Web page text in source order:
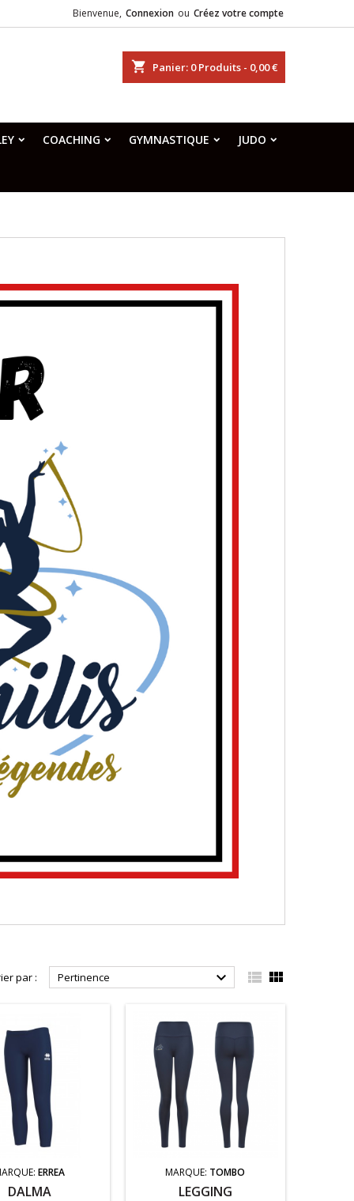
Bienvenue, Connexion ou Créez votre compte
shopping_cart Panier: 0Produits - 0,00 €
COACHING GYMNASTIQUE JUDO
par : Pertinence   
ERREA
DALMA
MARQUE: TOMBO
LEGGING